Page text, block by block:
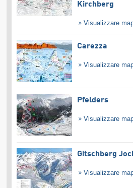
Kirchberg
Visualizzare
Carezza
Visualizzare
Pfelders
Visualizzare
Gitschberg
Visualizzare